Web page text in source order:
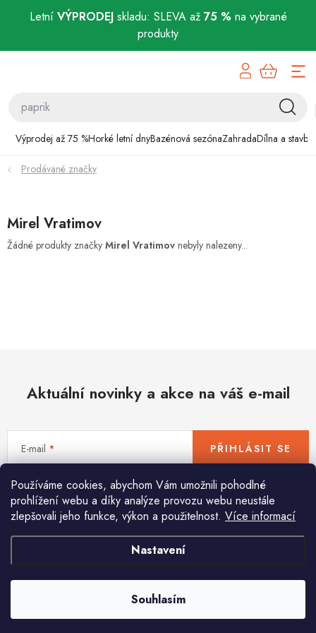
Letní VÝPRODEJskladu: SLEVA až 75 % na vybrané
produkty
Používáme cookies, abychom Vám umožnili pohodlné
prohlížení webu a díky analýze provozu webu neustále
zlepšovali jeho funkce, výkon a použitelnost. Více informací
Nastavení
Souhlasím
Výprodej až 75 %Horké letní dnyBazénová sezónaZahradaDílna a stavba
Bazénová sezóna
Zahrada
Domácnost
Novinky
World Cleanup Day
Akční ceny
Půjčovna Kontaktuje nás
Obchodní podmínky
Vrácení a reklamace
Podmínky ochrany osobních údajů
Obchodní podmínky pro podnikatele
Způsob doručení a platby
Zásady používání cookies
Prodávané značky
Mirel Vratimov
Žádné produkty značky Mirel Vratimov nebyly nalezeny...
Aktuální novinky a akce na váš e-mail
E-mail
Vložením e-mailu souhlasíte spodmínkami ochrany osobních údajů
PŘIHLÁSIT SE
Pomůžeme vám s výběrem
Potřebujete s něčím poradit? Jsme tu pro vás!
info@huka.cz